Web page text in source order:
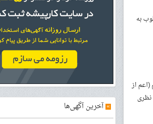
به
از
نظری
»آخرین آگهی‌ها